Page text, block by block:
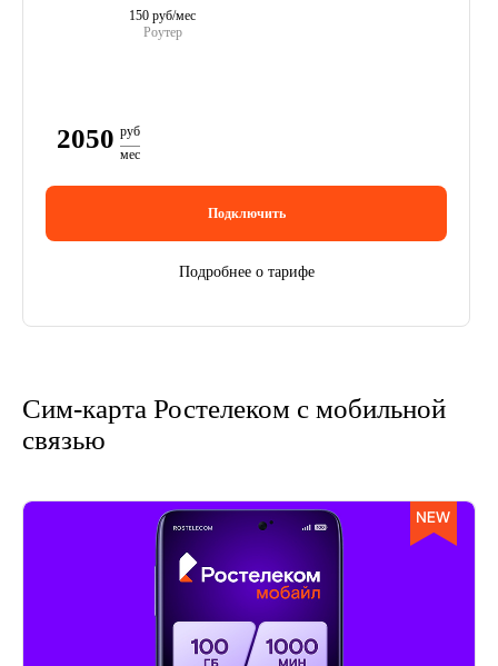
Роутер
150 руб/мес
2050 руб
мес
Подключить
Подробнее о тарифе
Сим-карта Ростелеком с мобильной
связью